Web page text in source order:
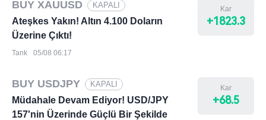
BUY XAUUSD KAPALI
Ateşkes Yakın! Altın 4.100 Doların
Üzerine Çıktı!
Kar
+1823.3
Tank 05/08 06:17
BUY USDJPY KAPALI
Müdahale Devam Ediyor! USD/JPY
157'nin Üzerinde Güçlü Bir Şekilde
Kar
+68.5